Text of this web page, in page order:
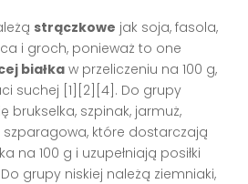
strączkowe jak soja, fasola,
i groch, ponieważ to one
białka w przeliczeniu na 100 g,
suchej [1][2][4]. Do grupy
brukselka, szpinak, jarmuż,
szparagowa, które dostarczają
na 100 g i uzupełniają posiłki
grupy niskiej należą ziemniaki,